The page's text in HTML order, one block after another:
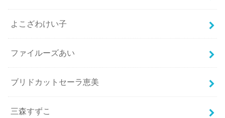
よこざわけい子
ファイルーズあい
ブリドカットセーラ恵美
三森すずこ